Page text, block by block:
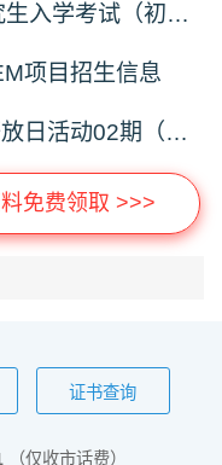
关于建筑工程学院硕士研究生入学考试（初试） 考试科目变更的通知
项目招生信息
重庆大学MEM2027校园开放日活动02期（深圳）
免费领取 >>>
证书查询
（仅收市话费）